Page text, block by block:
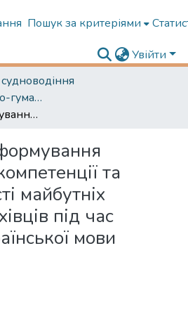
Пошук за критеріями
Увійти
Кафедра соціально-гуманітарної підготовки
Особливості формування мовленнєвої компетенції та компетентності майбутніх іноземних фахівців під час вивчення української мови
та
майбутніх
під час
мови